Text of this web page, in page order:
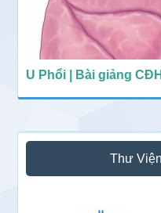
U Phổi | Bài giảng
Thư